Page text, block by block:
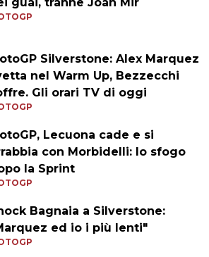
Silverstone: Alex Marquez
nel Warm Up, Bezzecchi
Gli orari TV di oggi
Lecuona cade e si
con Morbidelli: lo sfogo
la Sprint
Bagnaia a Silverstone:
ed io i più lenti"